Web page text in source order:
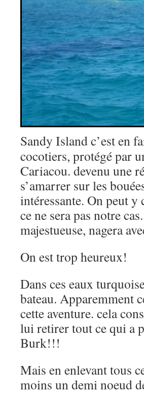
Sandy Island c’est en
cocotiers, protégé par
Cariacou. devenu une
s’amarrer sur les
intéressante. On peut
ce ne sera pas notre
majestueuse, nagera
On est trop heureux!
Dans ces eaux
bateau. Apparemment
cette aventure. cela
lui retirer tout ce qui a
Burk!!!
Mais en enlevant tous
moins un demi noeud